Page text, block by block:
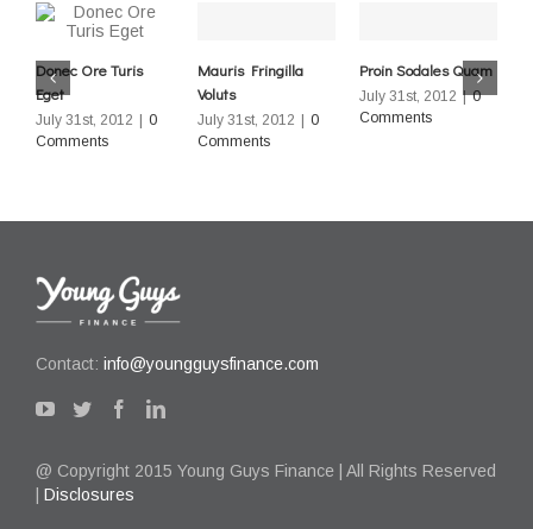
Donec Ore Turis
Eget
July 31st, 2012
0
Comments
Mauris Fringilla
Voluts
July 31st, 2012
0
Comments
Proin Sodales Quam
July 31st, 2012 | 0
Comments
Contact: info@youngguysfinance.com
@ Copyright 2015 Young Guys Finance | All Rights Reserved
Disclosures